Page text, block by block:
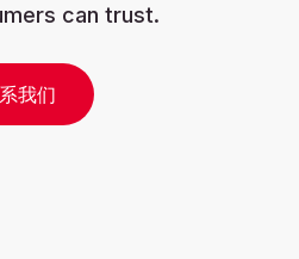
can trust.
我们